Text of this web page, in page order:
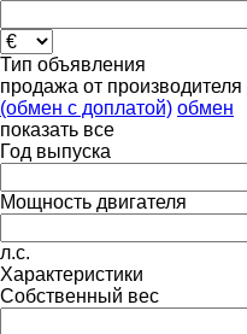
Тип объявления
продажа от производителя
(обмен с доплатой) обмен
показать все
Год выпуска
Мощность двигателя
л.с.
Характеристики
Собственный вес